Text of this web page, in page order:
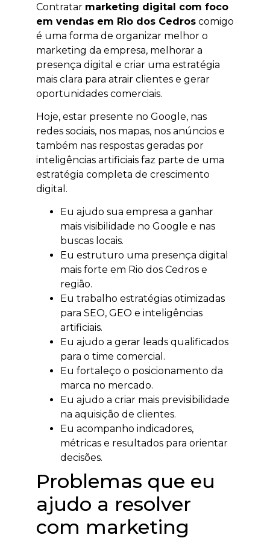
Contratar marketing digital com foco
em vendas em Rio dos Cedros comigo
é uma forma de organizar melhor o
marketing da empresa, melhorar a
presença digital e criar uma estratégia
mais clara para atrair clientes e gerar
oportunidades comerciais.
Hoje, estar presente no Google, nas
redes sociais, nos mapas, nos anúncios e
também nas respostas geradas por
inteligências artificiais faz parte de uma
estratégia completa de crescimento
digital.
Eu ajudo sua empresa a ganhar
mais visibilidade no Google e nas
buscas locais.
Eu estruturo uma presença digital
mais forte em Rio dos Cedros e
região.
Eu trabalho estratégias otimizadas
para SEO, GEO e inteligências
artificiais.
Eu ajudo a gerar leads qualificados
para o time comercial.
Eu fortaleço o posicionamento da
marca no mercado.
Eu ajudo a criar mais previsibilidade
na aquisição de clientes.
Eu acompanho indicadores,
métricas e resultados para orientar
decisões.
Problemas que eu
ajudo a resolver
com marketing